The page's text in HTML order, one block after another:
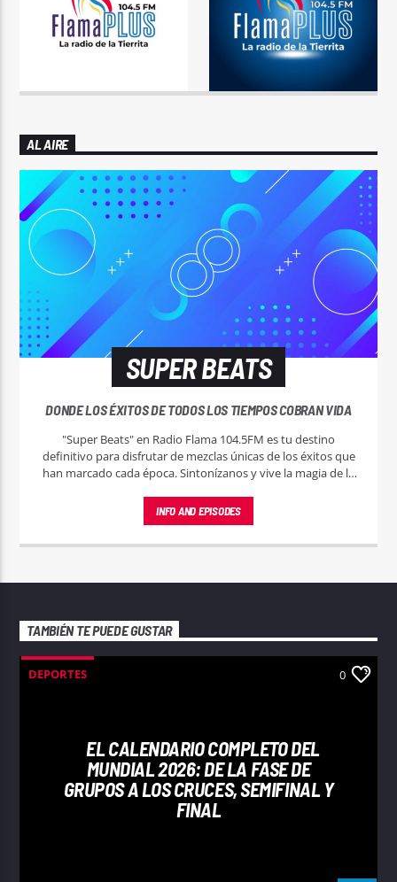
AL AIRE
SUPER BEATS
DONDE LOS ÉXITOS DE TODOS LOS TIEMPOS COBRAN VIDA
"Super Beats" en Radio Flama 104.5FM es tu destino
definitivo para disfrutar de mezclas únicas de los éxitos que
han marcado cada época. Sintonízanos y vive la magia de la
INFO AND EPISODES
TAMBIÉN TE PUEDE GUSTAR
DEPORTES 0
EL CALENDARIO COMPLETO DEL
MUNDIAL 2026: DE LA FASE DE
GRUPOS A LOS CRUCES, SEMIFINAL Y
FINAL